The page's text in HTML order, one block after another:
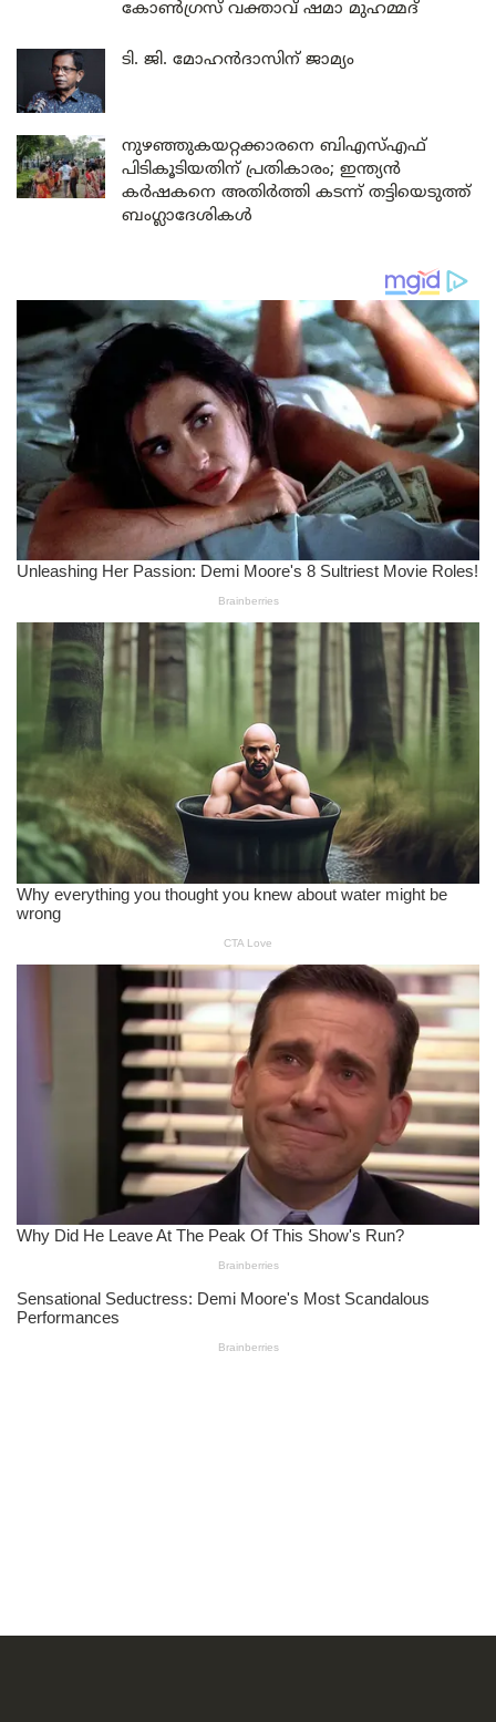
കോൺഗ്രസ് വക്താവ് ഷമാ മുഹമ്മദ്
ടി. ജി. മോഹൻദാസിന് ജാമ്യം
നുഴഞ്ഞുകയറ്റക്കാരനെ ബിഎസ്എഫ്
പിടികൂടിയതിന് പ്രതികാരം; ഇന്ത്യൻ
കർഷകനെ അതിർത്തി കടന്ന് തട്ടിയെടുത്ത്
ബംഗ്ലാദേശികൾ